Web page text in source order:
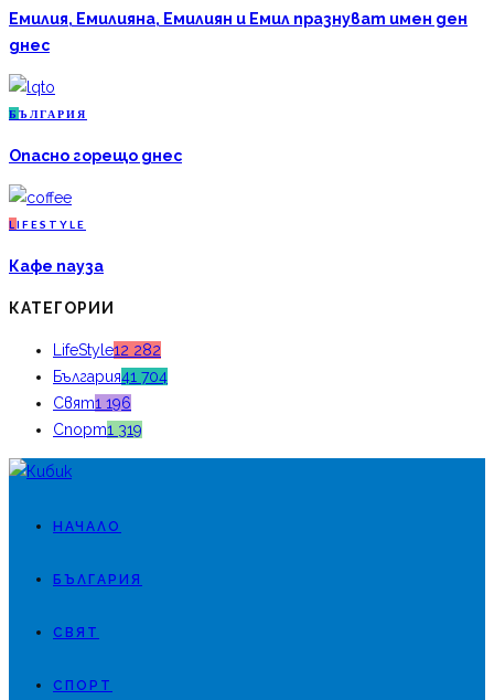
Емилия, Емилияна, Емилиян и Емил празнуват имен ден
днес
Б ЪЛГАРИЯ
Опасно горещо днес
L IFESTYLE
Кафе пауза
КАТЕГОРИИ
LifeStyle12 282
България41 704
Свят1 196
Спорт1 319
НАЧАЛО
БЪЛГАРИЯ
СВЯТ
СПОРТ